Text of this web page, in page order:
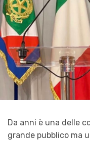
Da anni è una delle
grande pubblico ma